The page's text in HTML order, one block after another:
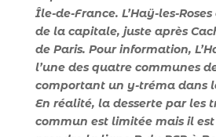
Île-de-France. L’Haÿ-les-
de la capitale, juste après
de Paris. Pour information,
l’une des quatre communes
comportant un y-tréma dans
En réalité, la desserte par les
commun est limitée mais il